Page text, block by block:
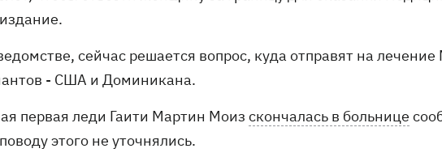
сейчас решается вопрос, куда отправят на
- США и Доминикана.
первая леди Гаити Мартин Моиз скончалась в больнице
этого не уточнялись.